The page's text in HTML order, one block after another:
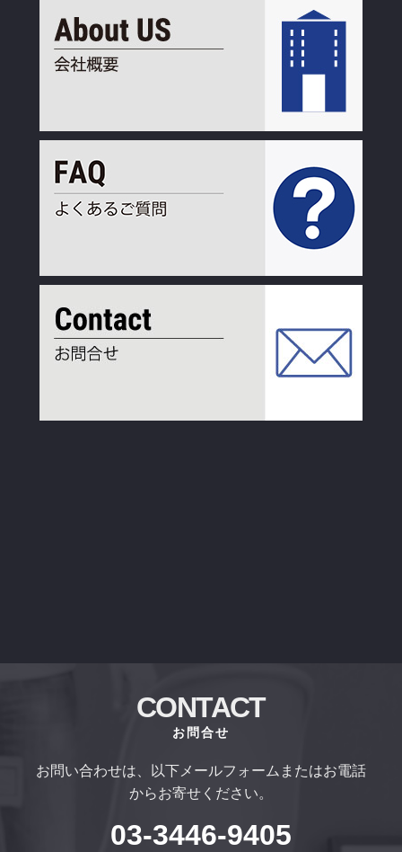
CONTACT
お問合せ
お問い合わせは、以下メールフォームまたはお電話
からお寄せください。
03-3446-9405